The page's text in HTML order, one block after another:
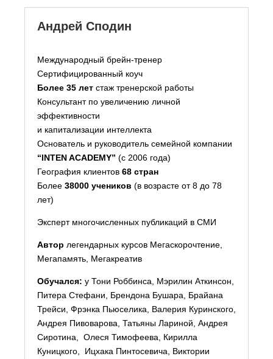
Андрей Сподин
Международный брейн-тренер
Сертифицированный коуч
Более 35 летстаж тренерской работы
Консультант по увеличению личной
эффективности
и капитализации интеллекта
Основатель и руководитель семейной компании
“INTEN ACADEMY” (c 2006 года)
География клиентов 68 стран
Более 38000 учеников (в возрасте от 8 до 78
лет)
Эксперт многочисленных публикаций в СМИ
Автор легендарных курсов Мегаскорочтение,
Мегапамять, Мегакреатив
Обучался: у Тони Роббинса, Мэрилин Аткинсон,
Питера Стефани, Брендона Бушара, Брайана
Трейси, Фрэнка Пьюселика, Валерия Куринского,
Андрея Пивоварова, Татьяны Лариной, Андрея
Сиротина, Олеся Тимофеева, Кирилла
Куницкого, Ицхака Пинтосевича, Виктории